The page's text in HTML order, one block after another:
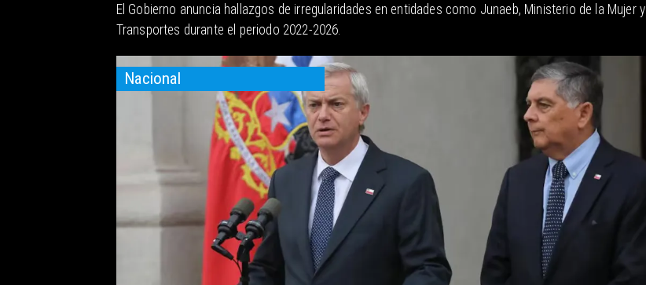
Nacional
El Gobierno anuncia hallazgos de irregularidades en entidades como Junaeb, Ministerio de la Mujer y
Transportes durante el periodo 2022-2026.